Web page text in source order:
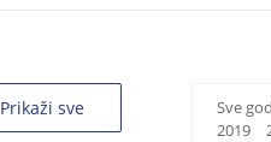
Prikaži sve Sve
2019